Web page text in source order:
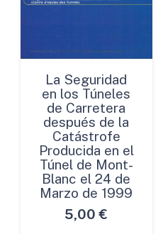
La Seguridad
en los Túneles
de Carretera
después de la
Catástrofe
Producida en el
Túnel de Mont-
Blanc el 24 de
Marzo de 1999
5,00 €